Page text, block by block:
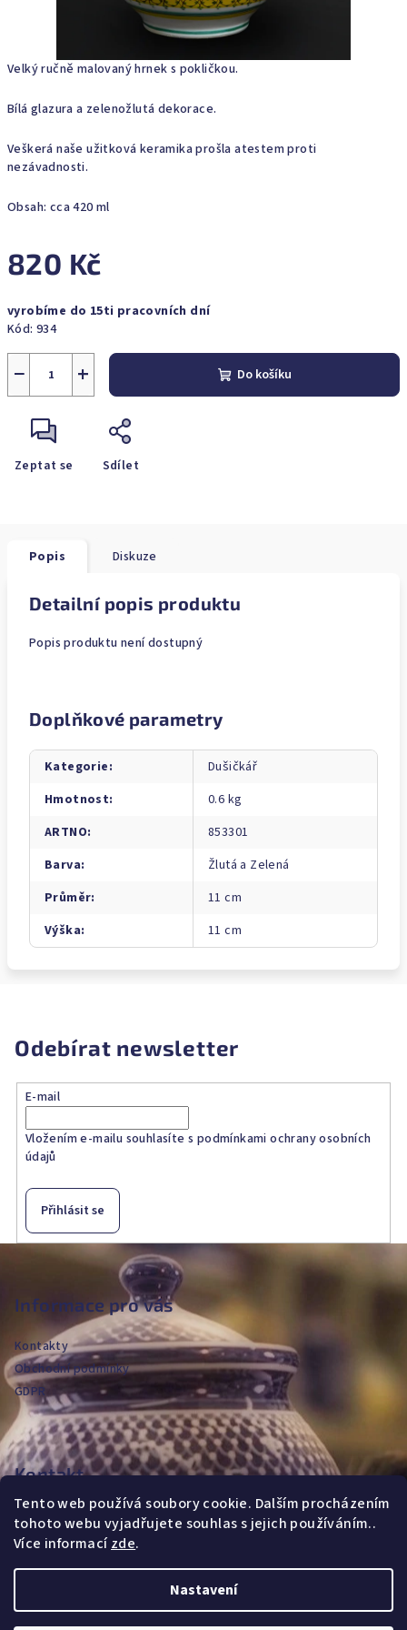
Tento web používá soubory cookie. Dalším procházením
tohoto webu vyjadřujete souhlas s jejich používáním..
Více informacízde.
Nastavení
Velký ručně malovaný hrnek s pokličkou.
Bílá glazura a zelenožlutá dekorace.
Veškerá naše užitková keramika prošla atestem proti
nezávadnosti.
Obsah: cca 420 ml
820 Kč
cena:
vyrobíme do 15ti pracovních dní
Kód: 934
+
− Do košíku
Zeptat se Sdílet
Popis Diskuze
Detailní popis produktu
Popis produktu není dostupný
Doplňkové parametry
Kategorie:
Dušičkář
Hmotnost:
0.6 kg
ARTNO:
853301
Barva:
Žlutá a Zelená
Průměr:
11 cm
Výška: 11 cm
Odebírat newsletter
E-mail
Vložením e-mailu souhlasíte s podmínkami ochrany osobních
údajů
Přihlásit se
Z
t
í
Informace pro vás
Kontakty
Obchodní podmínky
GDPR
Kontakt
jvanya
fajans.cz
+420604720590